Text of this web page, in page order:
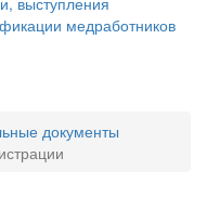
медработников
документы